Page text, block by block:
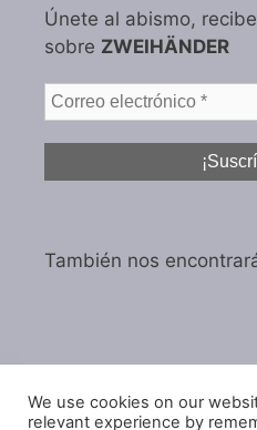
Únete al abismo,
sobre ZWEIHÄNDER
También nos
Política de privacidad
We use cookies on our
relevant experience by